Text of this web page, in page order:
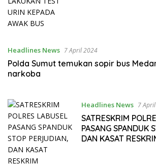
Headlines News 7 April 2024
Polda Sumut temukan sopir bus
narkoba
Headlines News 7
SATRESKRIM
PASANG SPANDUK
DAN KASAT